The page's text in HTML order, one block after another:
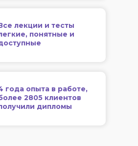
лекции и тесты
понятные и
года опыта в работе,
2805 клиентов
дипломы